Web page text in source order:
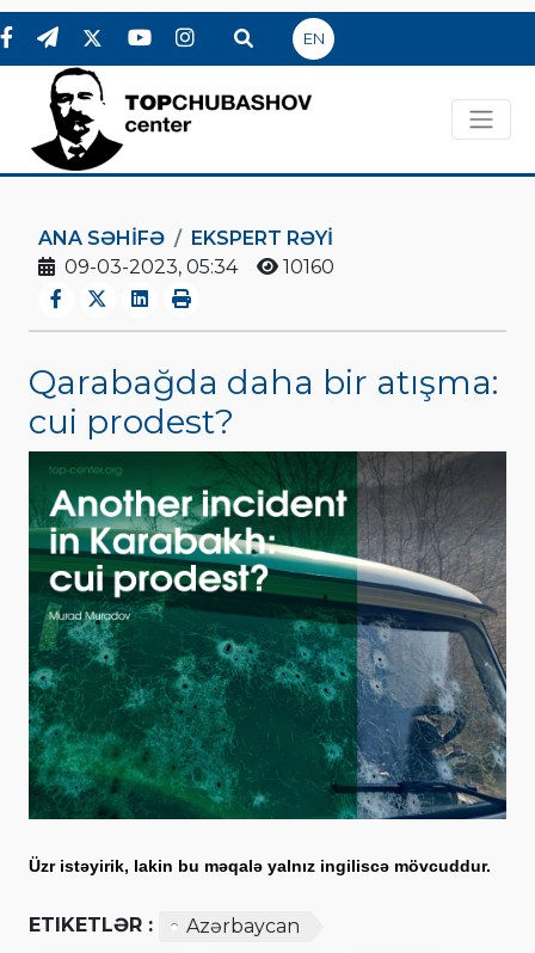
EN
ANA SƏHIFƏ
EKSPERT RƏYI
09-03-2023, 05:34
10160
Qarabağda daha bir atışma:
cui prodest?
Üzr istəyirik, lakin bu məqalə yalnız ingiliscə mövcuddur.
ETIKETLƏR :
Azərbaycan